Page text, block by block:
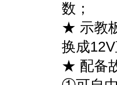
数；
★ 示教
换成
★ 配备